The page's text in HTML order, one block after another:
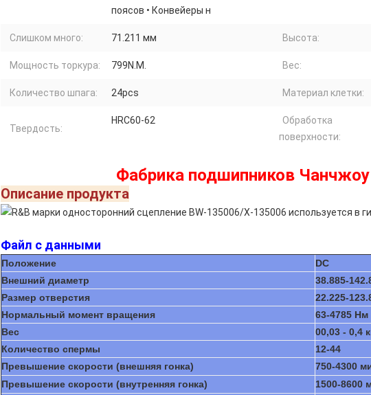
поясов • Конвейеры н
Слишком много: 71.211 мм Высота:
Мощность торкура: 799N.M. Вес:
Количество шпага: 24pcs Материал клетки:
Твердость:
HRC60-62
Обработка
поверхности:
Фабрика подшипников
Описание продукта
Файл с данными
Положение
DC
Внешний диаметр
38.885-
Размер отверстия
22.225-
Нормальный момент вращения
63-4785 Нм
Вес
00,03 - 0,4
Количество спермы
12-44
Превышение скорости (внешняя гонка)
750-4300
Превышение скорости (внутренняя гонка) 1500-8600